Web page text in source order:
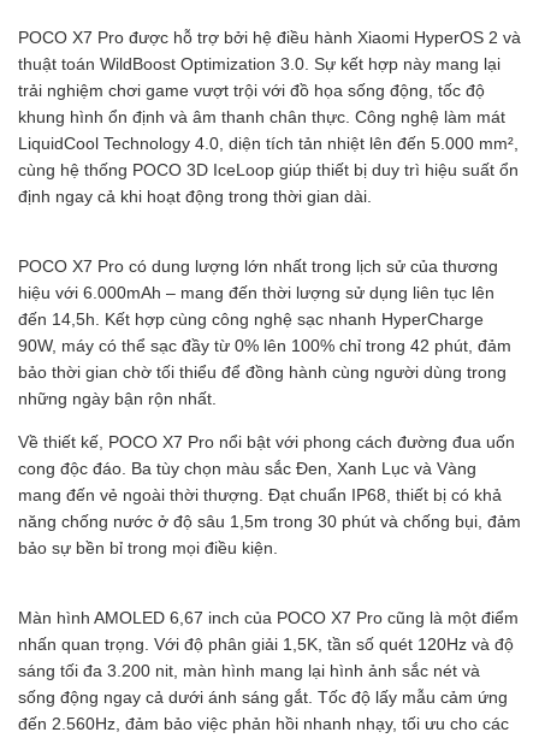
POCO X7 Pro được hỗ trợ bởi hệ điều hành Xiaomi HyperOS 2 và
thuật toán WildBoost Optimization 3.0. Sự kết hợp này mang lại
trải nghiệm chơi game vượt trội với đồ họa sống động, tốc độ
khung hình ổn định và âm thanh chân thực. Công nghệ làm mát
LiquidCool Technology 4.0, diện tích tản nhiệt lên đến 5.000 mm²,
cùng hệ thống POCO 3D IceLoop giúp thiết bị duy trì hiệu suất ổn
định ngay cả khi hoạt động trong thời gian dài.
POCO X7 Pro có dung lượng lớn nhất trong lịch sử của thương
hiệu với 6.000mAh – mang đến thời lượng sử dụng liên tục lên
đến 14,5h. Kết hợp cùng công nghệ sạc nhanh HyperCharge
90W, máy có thể sạc đầy từ 0% lên 100% chỉ trong 42 phút, đảm
bảo thời gian chờ tối thiểu để đồng hành cùng người dùng trong
những ngày bận rộn nhất.
Về thiết kế, POCO X7 Pro nổi bật với phong cách đường đua uốn
cong độc đáo. Ba tùy chọn màu sắc Đen, Xanh Lục và Vàng
mang đến vẻ ngoài thời thượng. Đạt chuẩn IP68, thiết bị có khả
năng chống nước ở độ sâu 1,5m trong 30 phút và chống bụi, đảm
bảo sự bền bỉ trong mọi điều kiện.
Màn hình AMOLED 6,67 inch của POCO X7 Pro cũng là một điểm
nhấn quan trọng. Với độ phân giải 1,5K, tần số quét 120Hz và độ
sáng tối đa 3.200 nit, màn hình mang lại hình ảnh sắc nét và
sống động ngay cả dưới ánh sáng gắt. Tốc độ lấy mẫu cảm ứng
đến 2.560Hz, đảm bảo việc phản hồi nhanh nhạy, tối ưu cho các